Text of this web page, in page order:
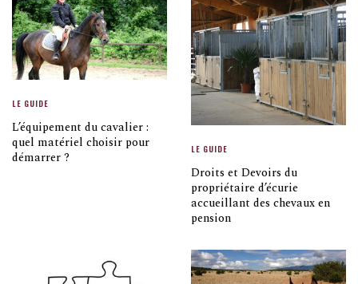
LE GUIDE
L’équipement du cavalier :
quel matériel choisir pour
démarrer ?
LE GUIDE
Droits et Devoirs du
propriétaire d’écurie
accueillant des chevaux en
pension